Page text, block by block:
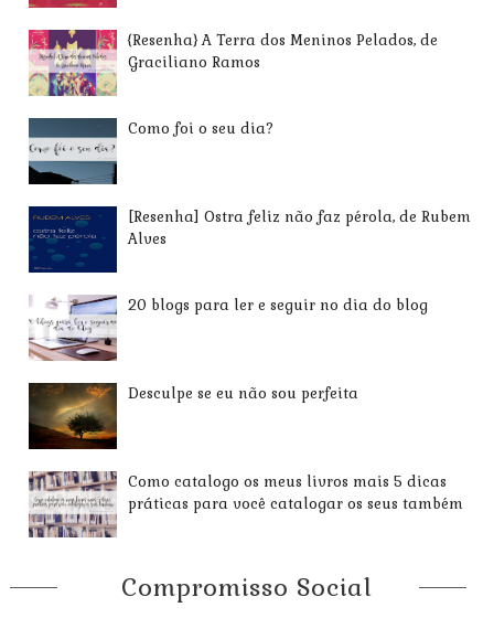
{Resenha} A Terra dos Meninos Pelados, de
Graciliano Ramos
Como foi o seu dia?
[Resenha] Ostra feliz não faz pérola, de Rubem
Alves
20 blogs para ler e seguir no dia do blog
Desculpe se eu não sou perfeita
Como catalogo os meus livros mais 5 dicas
práticas para você catalogar os seus também
Compromisso Social